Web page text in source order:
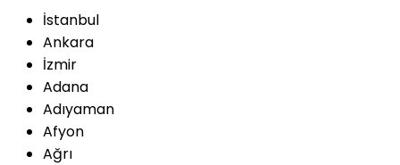
İstanbul
Ankara
İzmir
Adana
Adıyaman
Afyon
Ağrı